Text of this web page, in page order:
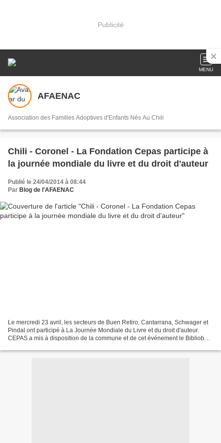
Publicité
MENU
AFAENAC
Association des Familles Adoptives d'Enfants Nés Au Chili
Chili - Coronel - La Fondation Cepas participe à
la journée mondiale du livre et du droit d'auteur
Publié le 24/04/2014 à 08:44
Par Blog de l'AFAENAC
Le mercredi 23 avril, les secteurs de Buen Retiro, Cantarrana, Schwager et
Pindal ont participé à La Journée Mondiale du Livre et du droit d'auteur.
CEPAS a mis à disposition de la commune et de cet événement le Bibliobus,